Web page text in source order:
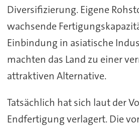
Diversifizierung. Eigene
wachsende
Einbindung in asiatische
machten das Land zu einer
attraktiven Alternative.
Tatsächlich hat sich laut der
Endfertigung verlagert. Die